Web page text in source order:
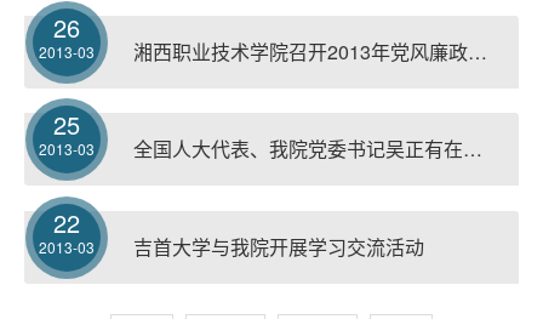
26
2013-03 湘西职业技术学院召开2013年党风廉政建设工作会
25
2013-03 全国人大代表、我院党委书记吴正有在十二届全国人大一次会议期间所提的建议《重构职教发展模式》被人民网《民生周刊》刊载
22
2013-03 吉首大学与我院开展学习交流活动